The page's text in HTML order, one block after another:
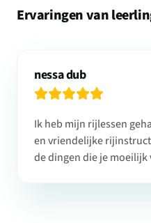
Ervaringen van
nessa dub
Ik heb mijn rijlessen
en vriendelijke
de dingen die je